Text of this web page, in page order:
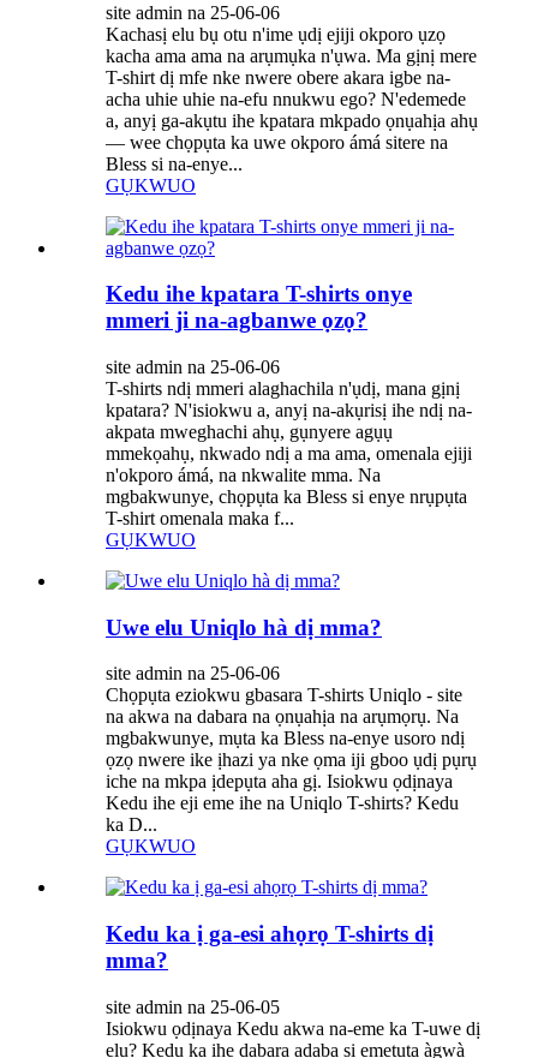
site admin na 25-06-06
Kachasị elu bụ otu n'ime ụdị ejiji okporo ụzọ
kacha ama ama na arụmụka n'ụwa. Ma gịnị mere
T-shirt dị mfe nke nwere obere akara igbe na-
acha uhie uhie na-efu nnukwu ego? N'edemede
a, anyị ga-akụtu ihe kpatara mkpado ọnụahịa ahụ
— wee chọpụta ka uwe okporo ámá sitere na
Bless si na-enye...
GỤKWUO
Kedu ihe kpatara T-shirts onye
mmeri ji na-agbanwe ọzọ?
site admin na 25-06-06
T-shirts ndị mmeri alaghachila n'ụdị, mana gịnị
kpatara? N'isiokwu a, anyị na-akụrisị ihe ndị na-
akpata mweghachi ahụ, gụnyere agụụ
mmekọahụ, nkwado ndị a ma ama, omenala ejiji
n'okporo ámá, na nkwalite mma. Na
mgbakwunye, chọpụta ka Bless si enye nrụpụta
T-shirt omenala maka f...
GỤKWUO
Uwe elu Uniqlo hà dị mma?
site admin na 25-06-06
Chọpụta eziokwu gbasara T-shirts Uniqlo - site
na akwa na dabara na ọnụahịa na arụmọrụ. Na
mgbakwunye, mụta ka Bless na-enye usoro ndị
ọzọ nwere ike ịhazi ya nke ọma iji gboo ụdị pụrụ
iche na mkpa ịdepụta aha gị. Isiokwu ọdịnaya
Kedu ihe eji eme ihe na Uniqlo T-shirts? Kedu
ka D...
GỤKWUO
Kedu ka ị ga-esi ahọrọ T-shirts dị
mma?
site admin na 25-06-05
Isiokwu ọdịnaya Kedu akwa na-eme ka T-uwe dị
elu? Kedu ka ihe dabara adaba si emetụta àgwà